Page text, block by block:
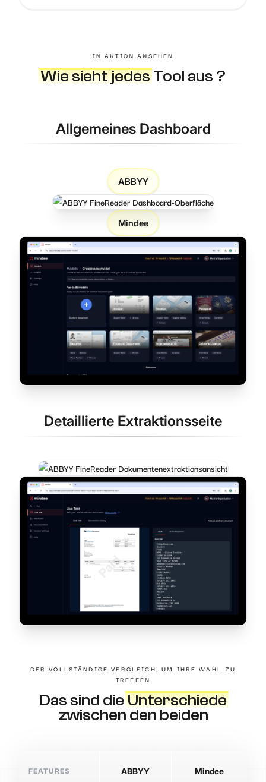
IN AKTION ANSEHEN
Wie sieht jedesTool aus ?
Allgemeines Dashboard
ABBYY
Mindee
Detaillierte Extraktionsseite
DER VOLLSTÄNDIGE VERGLEICH, UM IHRE WAHL ZU
TREFFEN
Das sind dieUnterschiede
zwischen den beiden
FEATURES ABBYY Mindee